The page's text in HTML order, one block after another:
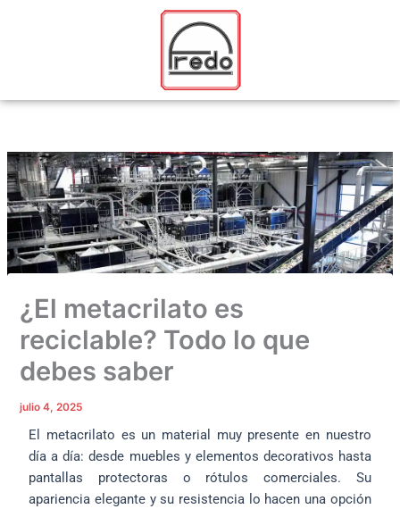
¿El metacrilato es
reciclable? Todo lo que
debes saber
julio 4, 2025
El metacrilato es un material muy presente en nuestro
día a día: desde muebles y elementos decorativos hasta
pantallas protectoras o rótulos comerciales. Su
apariencia elegante y su resistencia lo hacen una opción